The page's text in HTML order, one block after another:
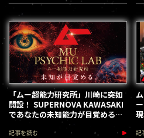
「ムー超能力研究所」川崎に突如
開設！ SUPERNOVA KAWASAKI
であなたの未知能力が目覚める
（2026.8.18-28）
記事を読む 記